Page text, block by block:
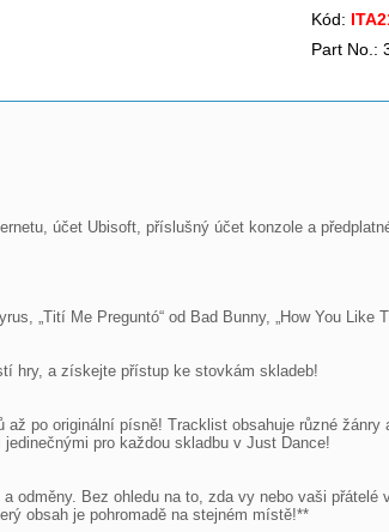
Kód:
Part No.:
účet Ubisoft, příslušný účet konzole a
„Tití Me Preguntó“ od Bad Bunny, „How You Like
hry, a získejte přístup ke stovkám skladeb!
po originální písně! Tracklist obsahuje různé žánry
pro každou skladbu v Just Dance!
odměny. Bez ohledu na to, zda vy nebo vaši přátelé
obsah je pohromadě na stejném místě!**